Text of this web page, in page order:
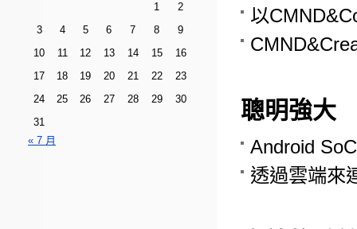
以
聰明強大
Android
透過雲端來
1
2
3
4 5 6 7 8
9
10
11 12 13 14 15
16
17
18 19 20 21 22
23
24
25 26 27 28 29
30
31
« 7 月